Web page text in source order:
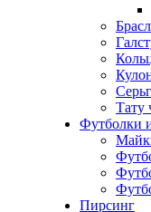
Тату
Футболки
Пирсинг